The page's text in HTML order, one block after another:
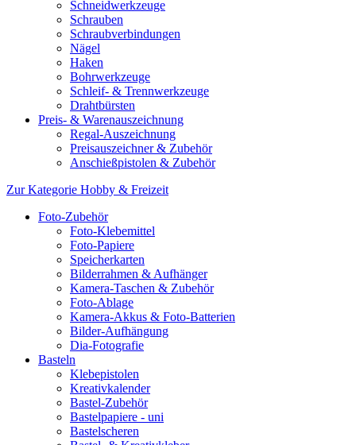
Schneidwerkzeuge
Schrauben
Schraubverbindungen
Nägel
Haken
Bohrwerkzeuge
Schleif- & Trennwerkzeuge
Drahtbürsten
Preis- & Warenauszeichnung
Regal-Auszeichnung
Preisauszeichner & Zubehör
Anschießpistolen & Zubehör
Zur Kategorie Hobby & Freizeit
Foto-Zubehör
Foto-Klebemittel
Foto-Papiere
Speicherkarten
Bilderrahmen & Aufhänger
Kamera-Taschen & Zubehör
Foto-Ablage
Kamera-Akkus & Foto-Batterien
Bilder-Aufhängung
Dia-Fotografie
Basteln
Klebepistolen
Kreativkalender
Bastel-Zubehör
Bastelpapiere - uni
Bastelscheren